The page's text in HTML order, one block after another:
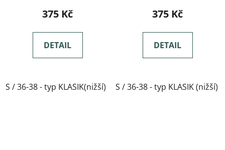
375 Kč
DETAIL
S / 36-38 - typ KLASIK(nižší) M / 39-41- typ KLASIK(nižší)
375 Kč
DETAIL
S / 36-38 - typ KLASIK (nižší)